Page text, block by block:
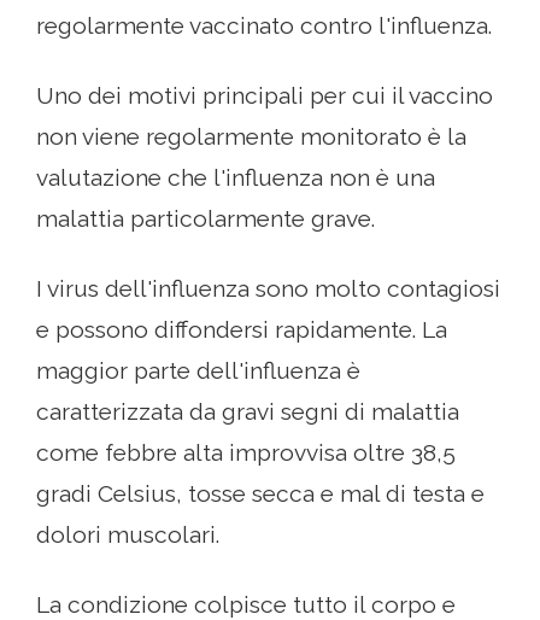
regolarmente vaccinato contro l'influenza.
Uno dei motivi principali per cui il vaccino
non viene regolarmente monitorato è la
valutazione che l'influenza non è una
malattia particolarmente grave.
I virus dell'influenza sono molto contagiosi
e possono diffondersi rapidamente. La
maggior parte dell'influenza è
caratterizzata da gravi segni di malattia
come febbre alta improvvisa oltre 38,5
gradi Celsius, tosse secca e mal di testa e
dolori muscolari.
La condizione colpisce tutto il corpo e